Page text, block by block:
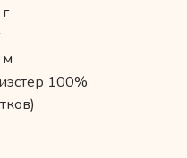
м
100%